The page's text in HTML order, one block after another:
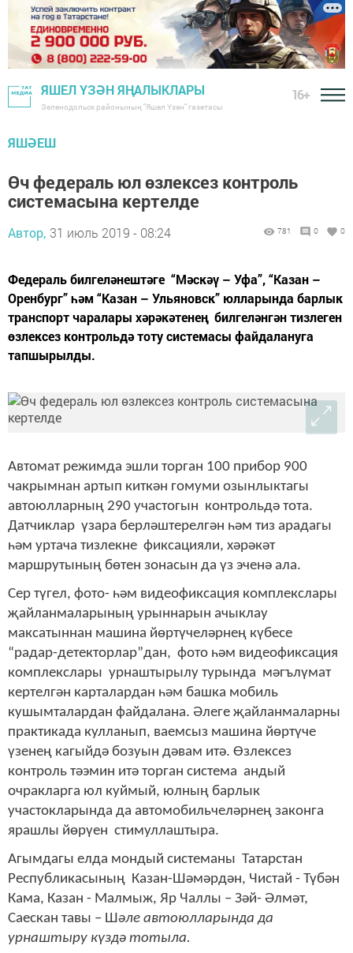
ЯШЕЛ ҮЗӘН ЯҢАЛЫКЛАРЫ
Зеленодольск районының "Яшел Үзән" газетасы
16+
ЯШӘЕШ
Өч федераль юл өзлексез контроль
системасына кертелде
Автор, 31 июль 2019 - 08:24 781 0 0
Федераль билгеләнештәге “Мәскәү – Уфа”, “Казан –
Оренбург” һәм “Казан – Ульяновск” юлларында барлык
транспорт чаралары хәрәкәтенең билгеләнгән тизлеген
өзлексез контрольдә тоту системасы файдалануга
тапшырылды.
Автомат режимда эшли торган 100 прибор 900
чакрымнан артып киткән гомуми озынлыктагы
автоюлларның 290 участогын контрольдә тота.
Датчиклар үзара берләштерелгән һәм тиз арадагы
һәм уртача тизлекне фиксацияли, хәрәкәт
маршрутының бөтен зонасын да үз эченә ала.
Сер түгел, фото- һәм видеофиксация комплекслары
җайланмаларының урыннарын ачыклау
максатыннан машина йөртүчеләрнең күбесе
“радар-детекторлар”дан, фото һәм видеофиксация
комплекслары урнаштырылу турында мәгълүмат
кертелгән карталардан һәм башка мобиль
кушымталардан файдалана. Әлеге җайланмаларны
практикада кулланып, ваемсыз машина йөртүче
үзенең кагыйдә бозуын дәвам итә. Өзлексез
контроль тәэмин итә торган система андый
очракларга юл куймый, юлның барлык
участокларында да автомобильчеләрнең законга
ярашлы йөрүен стимуллаштыра.
Агымдагы елда мондый системаны Татарстан
Республикасының Казан-Шәмәрдән, Чистай - Түбән
Кама, Казан - Малмыж, Яр Чаллы – Зәй- Әлмәт,
Саескан тавы – Шәле автоюлларында да
урнаштыру күздә тотыла.